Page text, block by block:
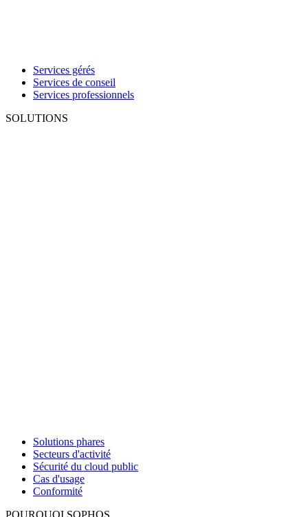
Services gérés
Services de conseil
Services professionnels
SOLUTIONS
Solutions phares
Secteurs d'activité
Sécurité du cloud public
Cas d'usage
Conformité